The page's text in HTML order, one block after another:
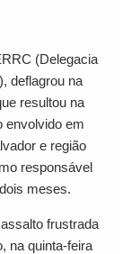
(Delegacia
deflagrou na
resultou na
envolvido em
e região
responsável
meses.
frustrada
na quinta-feira